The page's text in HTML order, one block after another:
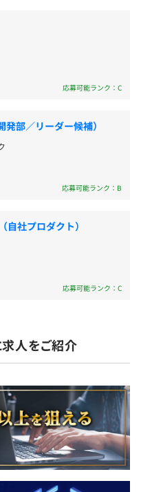
。
スクラム、チケット駆動
Amazon ECS、
務。
ャレンジしながらサービ
応募可能ランク：C
部／リーダー候補）
応募可能ランク：B
社プロダクト）
応募可能ランク：C
人をご紹介